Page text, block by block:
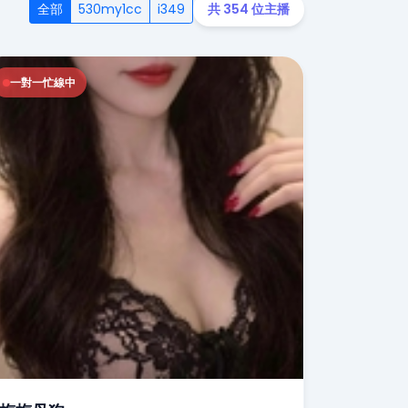
全部 530my1cc i349 共 354 位主播
一對一忙線中